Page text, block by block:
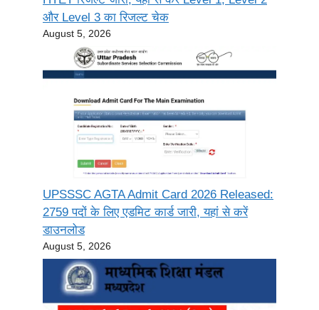
और Level 3 का रिजल्ट चेक
August 5, 2026
UPSSSC AGTA Admit Card 2026 Released:
2759 पदों के लिए एडमिट कार्ड जारी, यहां से करें
डाउनलोड
August 5, 2026